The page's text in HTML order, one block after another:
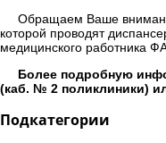
Обращаем Ваше
которой проводят
медицинского работника
Более подробную
(каб. № 2 поликлиники)
Подкатегории